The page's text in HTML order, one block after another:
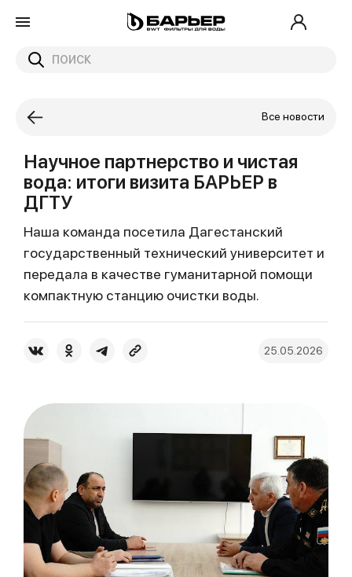
Все новости
Научное партнерство и чистая
вода: итоги визита БАРЬЕР в
ДГТУ
Наша команда посетила Дагестанский
государственный технический университет и
передала в качестве гуманитарной помощи
компактную станцию очистки воды.
25.05.2026